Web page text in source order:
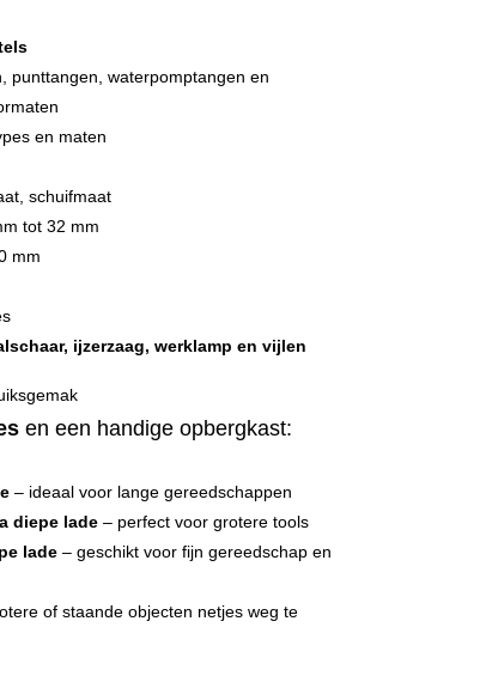
punttangen, waterpomptangen en
en maten
schuifmaat
tot 32 mm
mm
ijzerzaag, werklamp en vijlen
en een handige opbergkast:
– ideaal voor lange gereedschappen
diepe lade – perfect voor grotere tools
lade – geschikt voor fijn gereedschap en
of staande objecten netjes weg te